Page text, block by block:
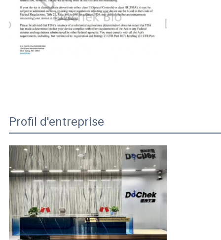
Profil d'entreprise